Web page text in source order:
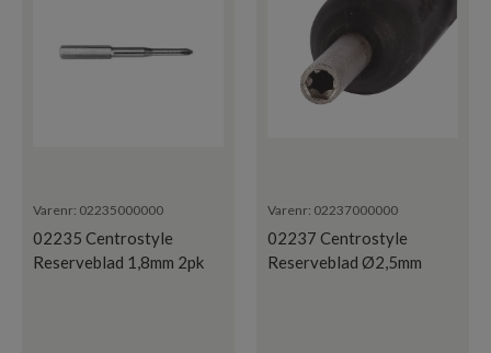
Varenr: 02235000000
02235 Centrostyle
Reserveblad 1,8mm 2pk
Varenr: 02237000000
02237 Centrostyle
Reserveblad Ø2,5mm